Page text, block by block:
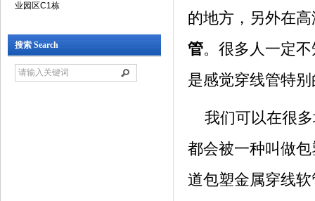
业园区C1栋
搜索 Search
的地方，另外在
管。很多人一定
是感觉穿线管特
我们可以在很
都会被一种叫做
道包塑金属穿线